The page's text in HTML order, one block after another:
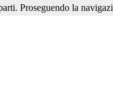
Proseguendo la